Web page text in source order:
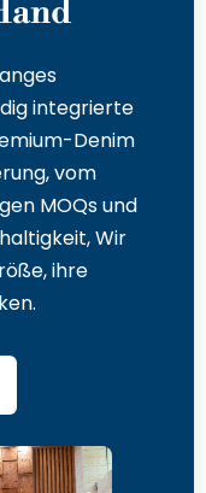
integrierte
Denim
vom
MOQs und
Wir
ihre